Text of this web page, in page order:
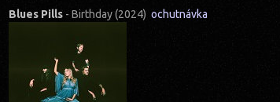
Blues Pills - Birthday (2024) ochutnávka